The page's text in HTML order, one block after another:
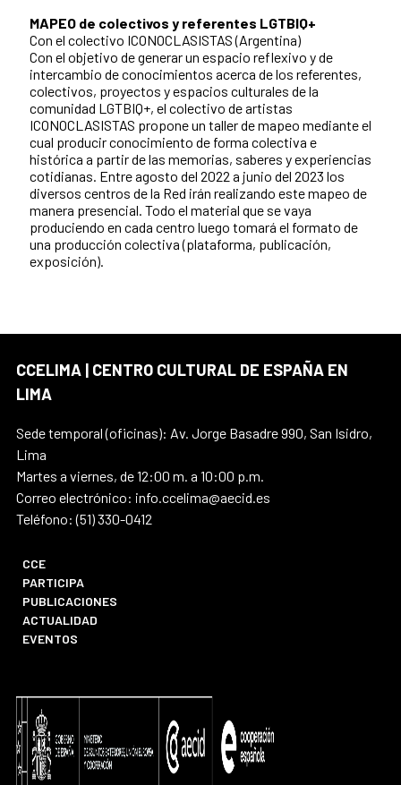
MAPEO de colectivos y referentes LGTBIQ+
Con el colectivo ICONOCLASISTAS (Argentina)
Con el objetivo de generar un espacio reflexivo y de
intercambio de conocimientos acerca de los referentes,
colectivos, proyectos y espacios culturales de la
comunidad LGTBIQ+, el colectivo de artistas
ICONOCLASISTAS propone un taller de mapeo mediante el
cual producir conocimiento de forma colectiva e
histórica a partir de las memorias, saberes y experiencias
cotidianas. Entre agosto del 2022 a junio del 2023 los
diversos centros de la Red irán realizando este mapeo de
manera presencial. Todo el material que se vaya
produciendo en cada centro luego tomará el formato de
una producción colectiva (plataforma, publicación,
exposición).
CCELIMA | CENTRO CULTURAL DE ESPAÑA EN
LIMA
Sede temporal (oficinas): Av. Jorge Basadre 990, San Isidro,
Lima
Martes a viernes, de 12:00 m. a 10:00 p.m.
Correo electrónico: info.ccelima@aecid.es
Teléfono: (51) 330-0412
CCE
PARTICIPA
PUBLICACIONES
ACTUALIDAD
EVENTOS